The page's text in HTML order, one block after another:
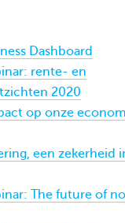
Dashboard
rente- en
2020
op onze
een zekerheid
The future of